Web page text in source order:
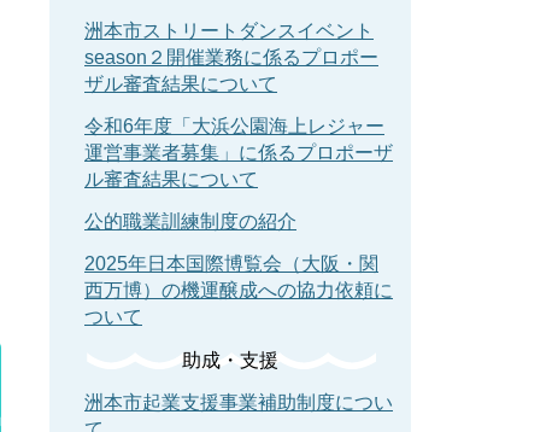
洲本市ストリートダンスイベント
season２開催業務に係るプロポー
ザル審査結果について
令和6年度「大浜公園海上レジャー
運営事業者募集」に係るプロポーザ
ル審査結果について
公的職業訓練制度の紹介
2025年日本国際博覧会（大阪・関
西万博）の機運醸成への協力依頼に
ついて
助成・支援
洲本市起業支援事業補助制度につい